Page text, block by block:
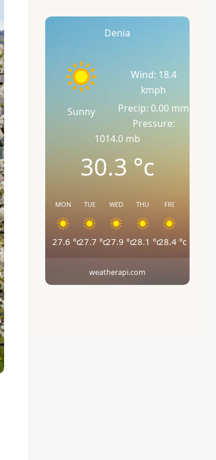
Denia
Sunny
Wind: 18.4
kmph
Precip: 0.00 mm
Pressure:
1014.0 mb
30.3 °c
MON
27.6 °c
TUE
27.7 °c
WED
27.9 °c
THU
28.1 °c
FRI
28.4°c
weatherapi.com